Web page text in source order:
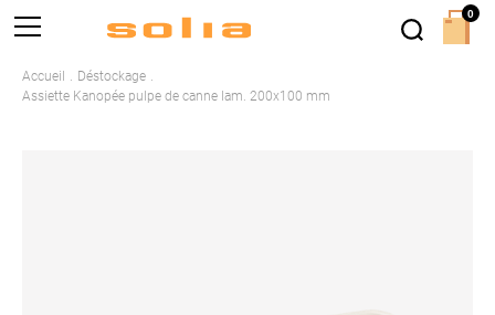
Accueil
Déstockage
Assiette Kanopée pulpe de canne lam. 200x100 mm
0